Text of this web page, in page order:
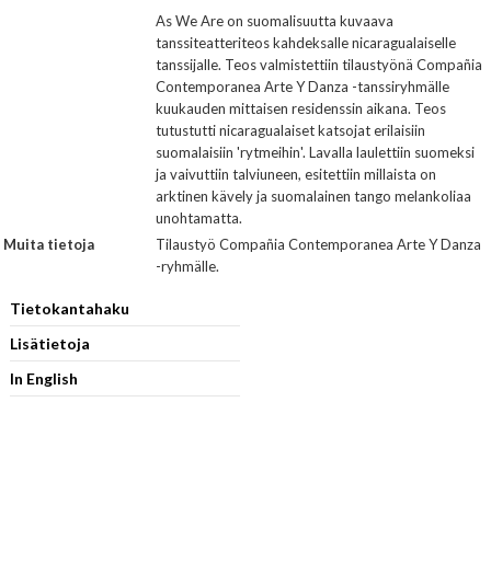
As We Are on suomalisuutta kuvaava
tanssiteatteriteos kahdeksalle nicaragualaiselle
tanssijalle. Teos valmistettiin tilaustyönä Compañia
Contemporanea Arte Y Danza -tanssiryhmälle
kuukauden mittaisen residenssin aikana. Teos
tutustutti nicaragualaiset katsojat erilaisiin
suomalaisiin 'rytmeihin'. Lavalla laulettiin suomeksi
ja vaivuttiin talviuneen, esitettiin millaista on
arktinen kävely ja suomalainen tango melankoliaa
unohtamatta.
Muita tietoja
Tilaustyö Compañia Contemporanea Arte Y Danza
-ryhmälle.
Tietokantahaku
Lisätietoja
In English